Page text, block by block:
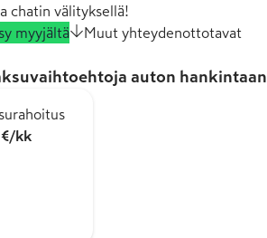
chatin välityksellä!
myyjältä
Muut yhteydenottotavat
auton hankintaan
€/kk